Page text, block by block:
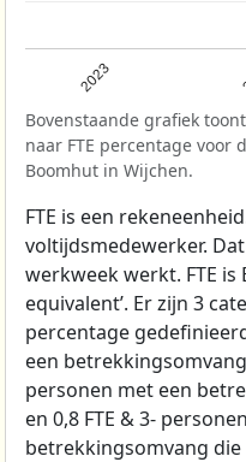
2023
Bovenstaande grafiek
naar FTE percentage voor
Boomhut in Wijchen.
FTE is een
voltijdsmedewerker.
werkweek werkt. FTE is
equivalent’. Er zijn 3
percentage
een
personen met een
en 0,8 FTE & 3-
betrekkingsomvang die